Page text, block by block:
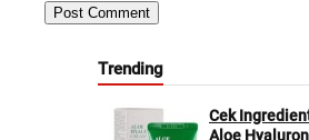
Trending
Cek
Aloe